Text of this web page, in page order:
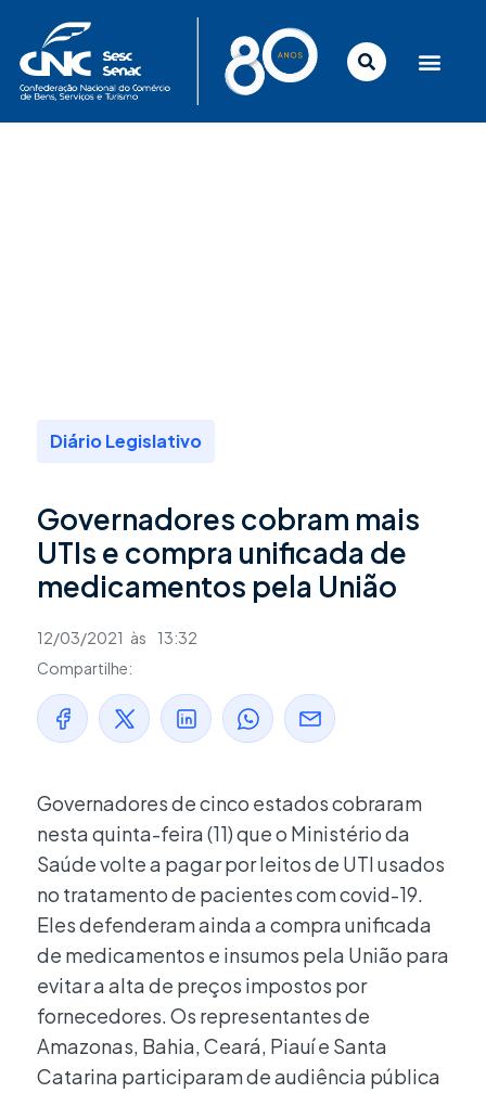
conteúdo
Diário Legislativo
Governadores cobram mais
UTIs e compra unificada de
medicamentos pela União
12/03/2021 às
13:32
Compartilhe:
Governadores de cinco estados cobraram
nesta quinta-feira (11) que o Ministério da
Saúde volte a pagar por leitos de UTI usados
no tratamento de pacientes com covid-19.
Eles defenderam ainda a compra unificada
de medicamentos e insumos pela União para
evitar a alta de preços impostos por
fornecedores. Os representantes de
Amazonas, Bahia, Ceará, Piauí e Santa
Catarina participaram de audiência pública